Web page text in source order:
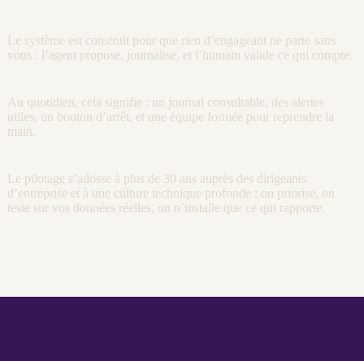
Le système est construit pour que rien d’engageant ne parte sans
vous : l’agent propose, journalise, et l’humain valide ce qui compte.
Au quotidien, cela signifie : un journal consultable, des alertes
utiles, un bouton d’arrêt, et une équipe formée pour reprendre la
main.
Le pilotage s’adosse à plus de 30 ans auprès des dirigeants
d’entreprise et à une culture technique profonde : on priorise, on
teste sur vos données réelles, on n’installe que ce qui rapporte.